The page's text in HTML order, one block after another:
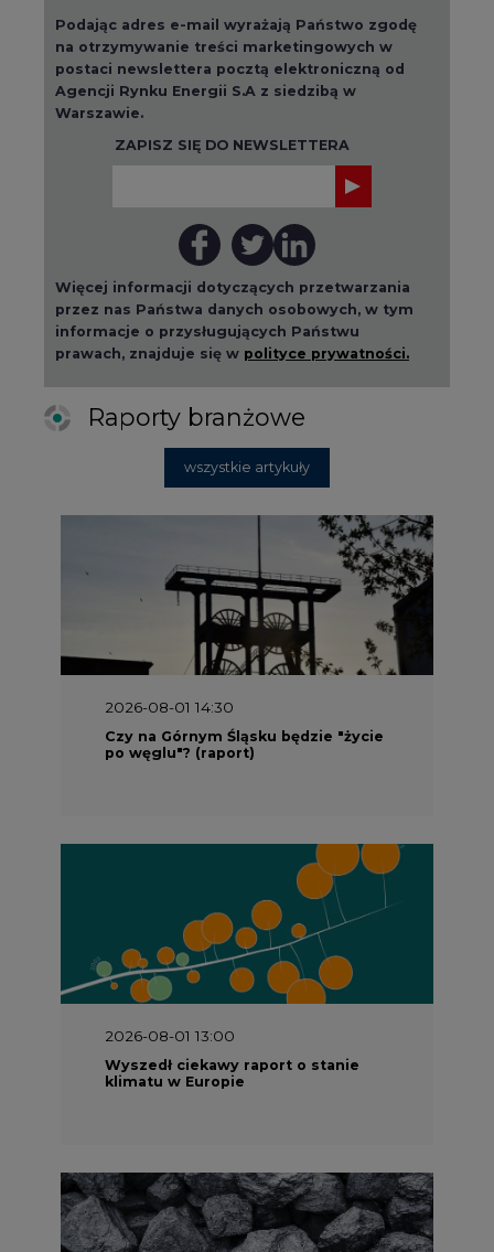
Podając adres e-mail wyrażają Państwo zgodę
na otrzymywanie treści marketingowych w
postaci newslettera pocztą elektroniczną od
Agencji Rynku Energii S.A z siedzibą w
Warszawie.
ZAPISZ SIĘ DO NEWSLETTERA
Więcej informacji dotyczących przetwarzania
przez nas Państwa danych osobowych, w tym
informacje o przysługujących Państwu
prawach, znajduje się w polityce prywatności.
Raporty branżowe
wszystkie artykuły
2026-08-01 14:30
Czy na Górnym Śląsku będzie "życie
po węglu"? (raport)
2026-08-01 13:00
Wyszedł ciekawy raport o stanie
klimatu w Europie